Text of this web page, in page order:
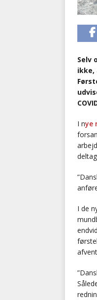
Selv
ikke,
I nye
I de